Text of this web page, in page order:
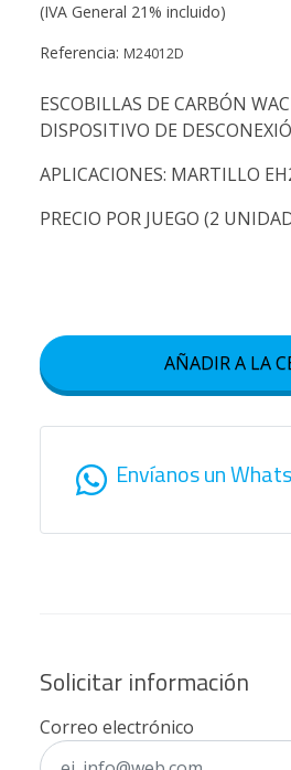
(IVA General 21% incluido)
Referencia: M24012D
ESCOBILLAS DE CARBÓN
DISPOSITIVO DE
APLICACIONES: MARTILLO
PRECIO POR JUEGO (2
AÑADIR A LA
Envíanos un
Solicitar información
Correo electrónico